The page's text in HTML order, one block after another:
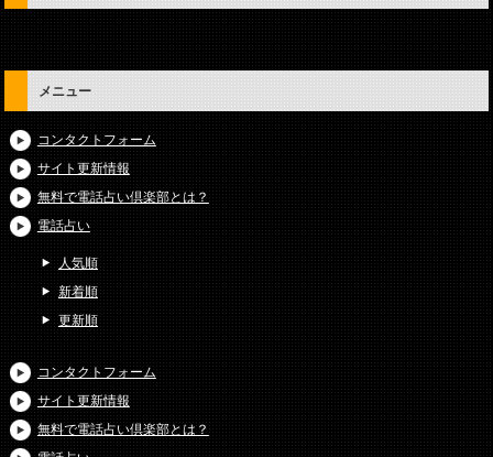
メニュー
コンタクトフォーム
サイト更新情報
無料で電話占い倶楽部とは？
電話占い
人気順
新着順
更新順
コンタクトフォーム
サイト更新情報
無料で電話占い倶楽部とは？